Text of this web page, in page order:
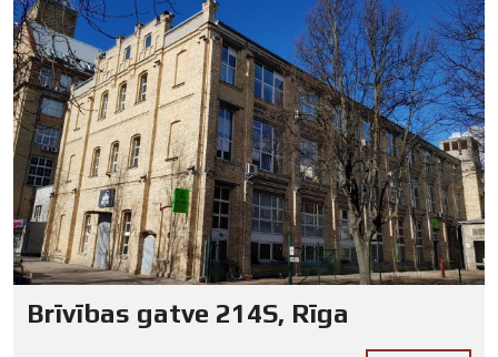
Brīvības gatve 214S, Rīga